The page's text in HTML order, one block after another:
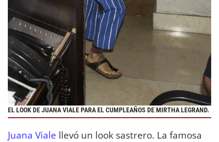
EL LOOK DE JUANA VIALE PARA EL CUMPLEAÑOS DE MIRTHA LEGRAND.
Juana Viale llevó un look sastrero. La famosa